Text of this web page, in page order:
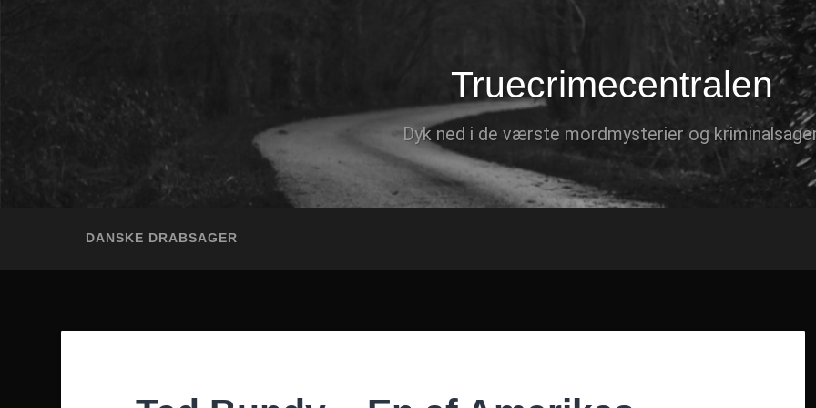
Truecrimecentralen
Dyk ned i de værste mordmysterier og
DANSKE DRABSAGER